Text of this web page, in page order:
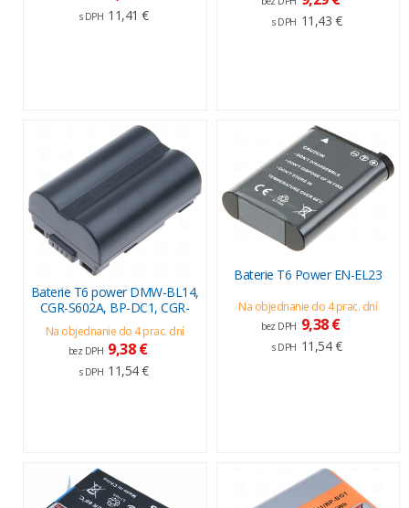
s DPH 11,41 € s DPH 11,43 €
Baterie T6 power DMW-BL14,
CGR-S602A, BP-DC1, CGR-
Na objednanie do 4 prac. dní
bez DPH 9,38 €
s DPH 11,54 €
Baterie T6 Power EN-EL23
Na objednanie do 4 prac. dní
bez DPH 9,38 €
s DPH 11,54 €